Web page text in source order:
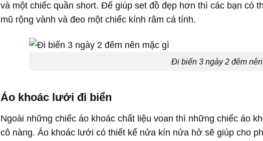
và một chiếc quần short. Để giúp set đồ đẹp hơn thì các bạn có
mũ rộng vành và đeo một chiếc kính râm cá tính.
Đi biển 3 ngày 2 đêm
Áo khoác lưới đi biển
Ngoài những chiếc áo khoác chất liệu voan thì những chiếc áo
cô nàng. Áo khoác lưới có thiết kế nửa kín nửa hở sẽ giúp cho